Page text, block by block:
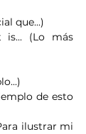
que...)
is... (Lo más
de esto
ilustrar mi